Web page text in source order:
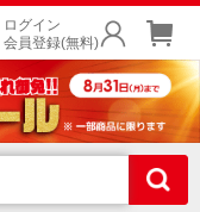
ログイン
会員登録(無料)